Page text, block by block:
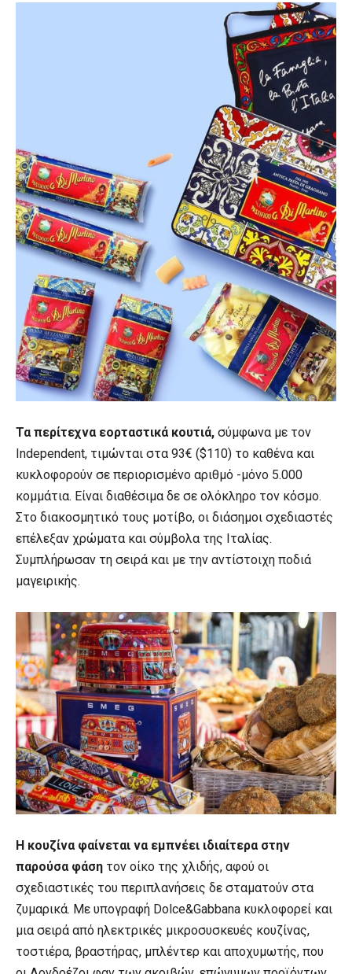
Τα περίτεχνα εορταστικά κουτιά, σύμφωνα με τον
Ιndependent, τιμώνται στα 93€ ($110) το καθένα και
κυκλοφορούν σε περιορισμένο αριθμό -μόνο 5.000
κομμάτια. Είναι διαθέσιμα δε σε ολόκληρο τον κόσμο.
Στο διακοσμητικό τους μοτίβο, οι διάσημοι σχεδιαστές
επέλεξαν χρώματα και σύμβολα της Ιταλίας.
Συμπλήρωσαν τη σειρά και με την αντίστοιχη ποδιά
μαγειρικής.
Η κουζίνα φαίνεται να εμπνέει ιδιαίτερα στην
παρούσα φάση τον οίκο της χλιδής, αφού οι
σχεδιαστικές του περιπλανήσεις δε σταματούν στα
ζυμαρικά. Με υπογραφή Dolce&Gabbana κυκλοφορεί και
μια σειρά από ηλεκτρικές μικροσυσκευές κουζίνας,
τοστιέρα, βραστήρας, μπλέντερ και αποχυμωτής, που